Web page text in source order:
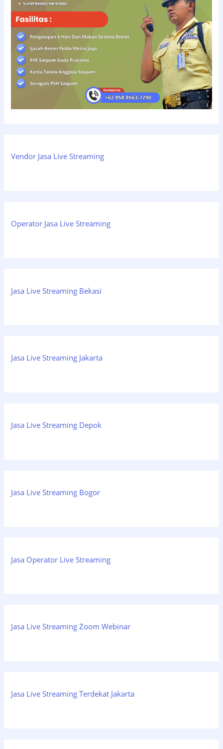
Vendor Jasa Live Streaming
Operator Jasa Live Streaming
Jasa Live Streaming Bekasi
Jasa Live Streaming Jakarta
Jasa Live Streaming Depok
Jasa Live Streaming Bogor
Jasa Operator Live Streaming
Jasa Live Streaming Zoom Webinar
Jasa Live Streaming Terdekat Jakarta